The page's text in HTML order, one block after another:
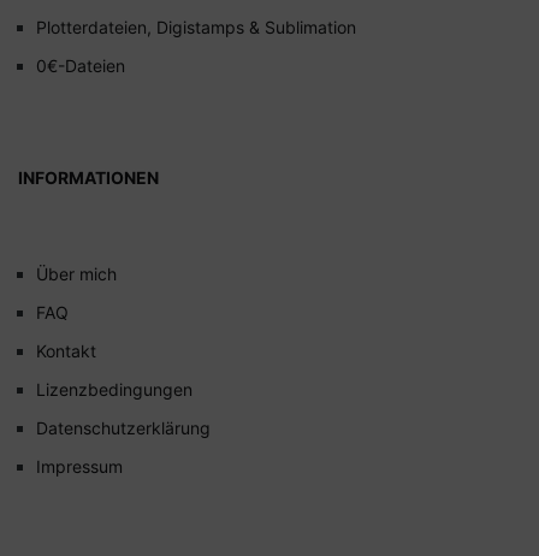
Plotterdateien, Digistamps & Sublimation
0€-Dateien
INFORMATIONEN
Über mich
FAQ
Kontakt
Lizenzbedingungen
Datenschutzerklärung
Impressum